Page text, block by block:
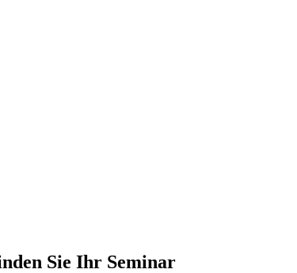
Sie Ihr Seminar